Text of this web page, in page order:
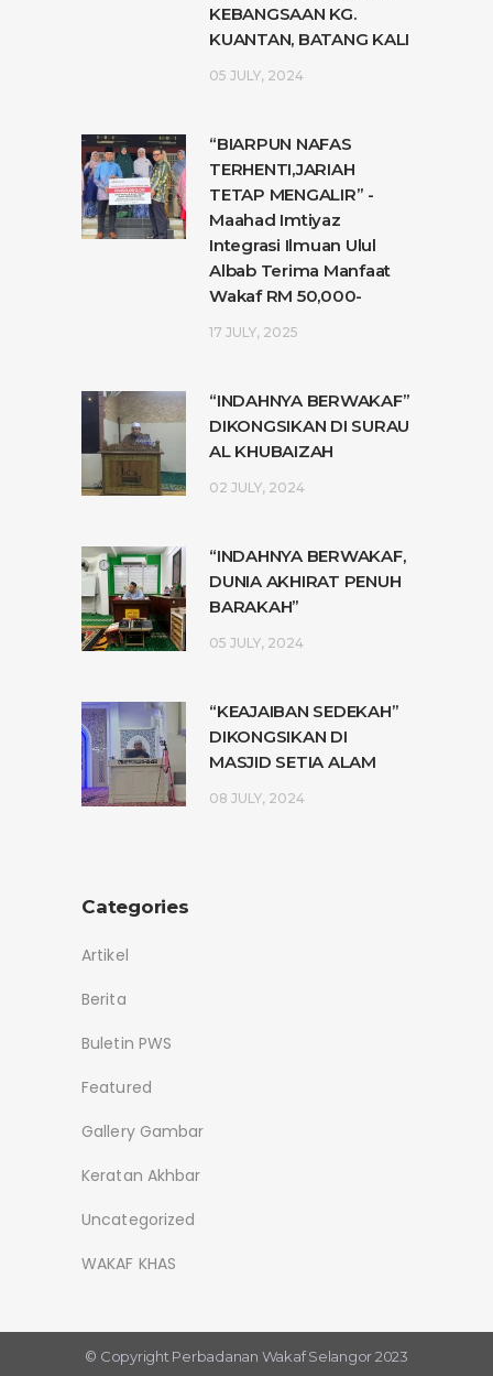
KEBANGSAAN KG.
KUANTAN, BATANG KALI
05 JULY, 2024
“BIARPUN NAFAS
TERHENTI,JARIAH
TETAP MENGALIR” -
Maahad Imtiyaz
Integrasi Ilmuan Ulul
Albab Terima Manfaat
Wakaf RM 50,000-
17 JULY, 2025
“INDAHNYA BERWAKAF”
DIKONGSIKAN DI SURAU
AL KHUBAIZAH
02 JULY, 2024
“INDAHNYA BERWAKAF,
DUNIA AKHIRAT PENUH
BARAKAH”
05 JULY, 2024
“KEAJAIBAN SEDEKAH”
DIKONGSIKAN DI
MASJID SETIA ALAM
08 JULY, 2024
Categories
Artikel
Berita
Buletin PWS
Featured
Gallery Gambar
Keratan Akhbar
Uncategorized
WAKAF KHAS
© Copyright Perbadanan Wakaf Selangor 2023